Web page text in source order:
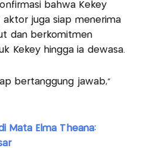
bahwa Kekey
aktor juga siap menerima
dan berkomitmen
Kekey hingga ia dewasa.
bertanggung jawab,”
Mata Elma Theana: